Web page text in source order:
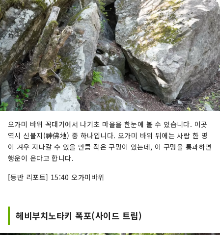
오가미 바위 꼭대기에서 나기초 마을을 한눈에 볼 수 있습니다. 이곳
역시 신불지(神佛地) 중 하나입니다. 오가미 바위 뒤에는 사람 한 명
이 겨우 지나갈 수 있을 만큼 작은 구멍이 있는데, 이 구멍을 통과하면
행운이 온다고 합니다.
[등반 리포트] 15:40 오가미바위
헤비부치노타키 폭포(사이드 트립)